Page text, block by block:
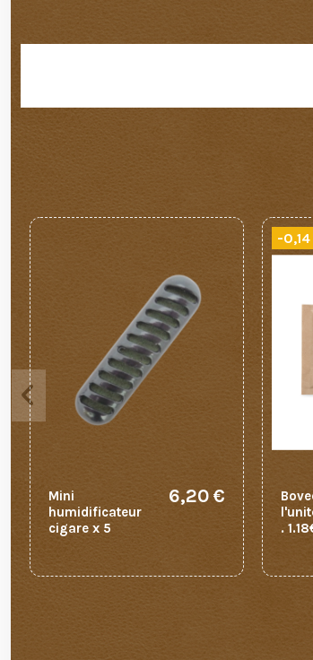
Mini
humidificateur
cigare x 5
6,20 €
-
.